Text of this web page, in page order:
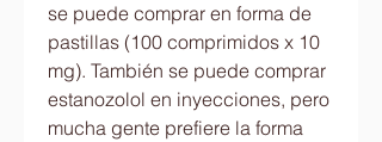
se puede comprar en forma de
pastillas (100 comprimidos x 10
mg). También se puede comprar
estanozolol en inyecciones, pero
mucha gente prefiere la forma